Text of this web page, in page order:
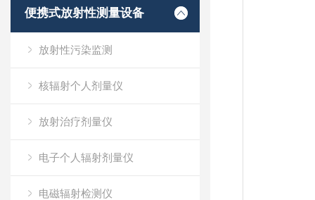
便携式放射性测量设备
放射性污染监测
核辐射个人剂量仪
放射治疗剂量仪
电子个人辐射剂量仪
电磁辐射检测仪